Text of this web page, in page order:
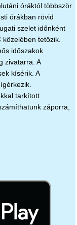
óráktól többször
órákban rövid
szelet időnként
közelében tetőzik.
időszakok
zivatarra. A
kísérik. A
tarkított
záporra,